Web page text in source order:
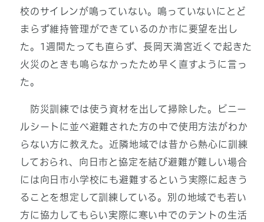
校のサイレンが鳴っていない。鳴っていないにとど
まらず維持管理ができているのか市に要望を出し
た。1週間たっても直らず、長岡天満宮近くで起きた
火災のときも鳴らなかったため早く直すように言っ
た。
防災訓練では使う資材を出して掃除した。ビニー
ルシートに並べ避難された方の中で使用方法がわか
らない方に教えた。近隣地域では昔から熱心に訓練
しておられ、向日市と協定を結び避難が難しい場合
には向日市小学校にも避難するという実際に起きう
ることを想定して訓練している。別の地域でも若い
方に協力してもらい実際に寒い中でのテントの生活